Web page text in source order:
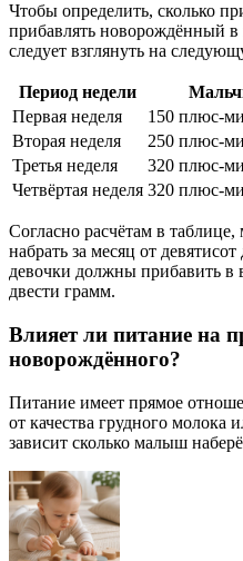
Чтобы определить, сколько
прибавлять новорождённый
следует взглянуть на
Период недели
Первая неделя
150 плюс-
Вторая неделя
250 плюс-
Третья неделя
320 плюс-
Четвёртая неделя 320 плюс-
Согласно расчётам в
набрать за месяц от
девочки должны прибавить в
двести грамм.
Влияет ли питание на
новорождённого?
Питание имеет прямое
от качества грудного молока
зависит сколько малыш